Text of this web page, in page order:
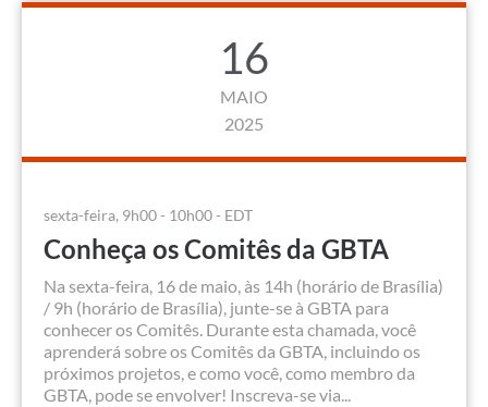
16
MAIO
2025
sexta-feira, 9h00 - 10h00 - EDT
Conheça os Comitês da GBTA
Na sexta-feira, 16 de maio, às 14h (horário de Brasília)
/ 9h (horário de Brasília), junte-se à GBTA para
conhecer os Comitês. Durante esta chamada, você
aprenderá sobre os Comitês da GBTA, incluindo os
próximos projetos, e como você, como membro da
GBTA, pode se envolver! Inscreva-se via...